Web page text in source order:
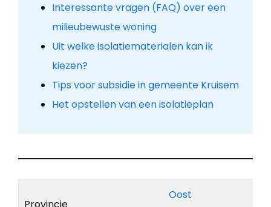
Interessante vragen (FAQ) over een
milieubewuste woning
Uit welke isolatiematerialen kan ik
kiezen?
Tips voor subsidie in gemeente Kruisem
Het opstellen van een isolatieplan
Oost